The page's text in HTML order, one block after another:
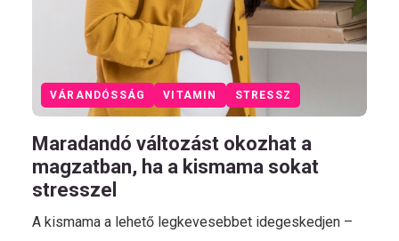
VÁRANDÓSSÁG VITAMIN STRESSZ
Maradandó változást okozhat a
magzatban, ha a kismama sokat
stresszel
A kismama a lehető legkevesebbet idegeskedjen –